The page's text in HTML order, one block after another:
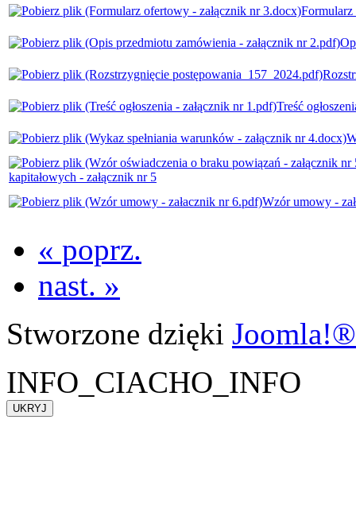
Formularz
Treść
kapitałowych - załącznik nr 5
Wzór umowy -
« poprz.
nast. »
Stworzone dzięki Joomla!®
INFO_CIACHO_INFO